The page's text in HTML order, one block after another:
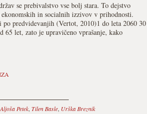
se prebivalstvo vse bolj stara. To dejstvo
ekonomskih in socialnih izzivov v prihodnosti.
predvidevanjih (Vertot, 2010)1 do leta 2060 30
65 let, zato je upravičeno vprašanje, kako
Aljoša Petek, Tilen Basle, Urška Breznik